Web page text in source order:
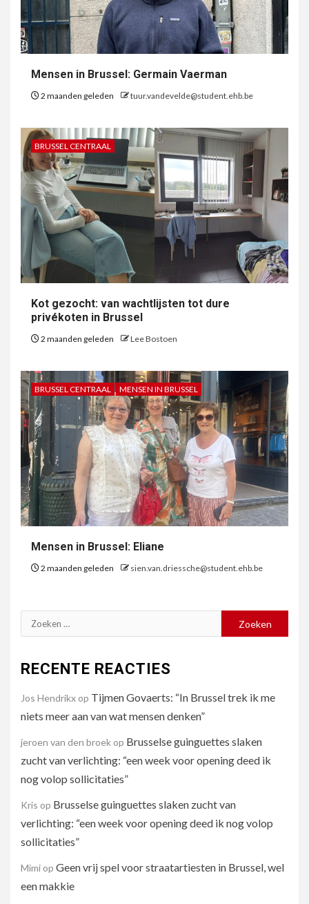
Mensen in Brussel: Germain Vaerman
2 maanden geleden tuur.vandevelde@student.ehb.be
BRUSSEL CENTRAAL
Kot gezocht: van wachtlijsten tot dure
privékoten in Brussel
2 maanden geleden Lee Bostoen
BRUSSEL CENTRAAL MENSEN IN BRUSSEL
Mensen in Brussel: Eliane
2 maanden geleden sien.van.driessche@student.ehb.be
Zoeken
naar:
RECENTE REACTIES
Jos Hendrikx op Tijmen Govaerts: “In Brussel trek ik me
niets meer aan van wat mensen denken”
jeroen van den broek op Brusselse guinguettes slaken
zucht van verlichting: “een week voor opening deed ik
nog volop sollicitaties”
Kris op Brusselse guinguettes slaken zucht van
verlichting: “een week voor opening deed ik nog volop
sollicitaties”
Mimi op Geen vrij spel voor straatartiesten in Brussel, wel
een makkie